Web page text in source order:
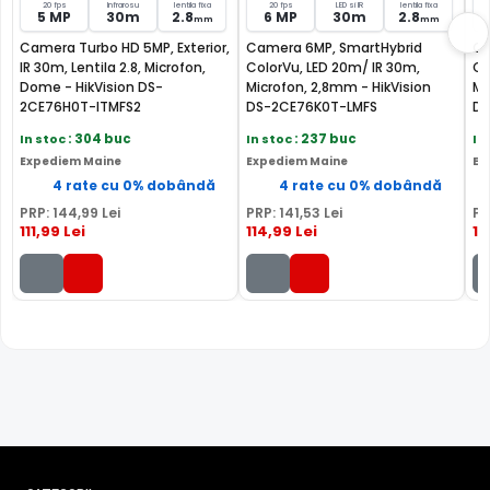
INFRAROSU INTELIGENT (Smart IR)
In general, camerele de supraveghere video cu infrarosu,
au ca specificatie distanta maxima aproximativa la care
"bate" iluminatorul in infrarosu, insa daca o persoana se
afla la o distanta mult mai mica decat aceasta, exista
riscul ca imaginea sa fie suprasaturata (foarte alba).
Astfel, pentru a elimina acesta situatie, camera de
supraveghere video HIKVISION DS-2CE76D0T-ITMFS, este
dotata cu functia Infrarosu Inteligent (Smart IR).
20 fps
5 MP
Infrarosu
30m
lentila fixa
2.8mm
Camera Turbo HD 5MP, Exterior,
IR 30m, Lentila 2.8, Microfon,
Dome - HikVision DS-
2CE76H0T-ITMFS2
In stoc: 304 buc
Expediem Maine
4 rate cu 0% dobândă
PRP: 144,99 Lei
111,99 Lei
20 fps
6 MP
LED si IR
30m
lentila fixa
2.8mm
Camera 6MP, SmartHybrid
ColorVu, LED 20m/ IR 30m,
Microfon, 2,8mm - HikVision
DS-2CE76K0T-LMFS
In stoc: 237 buc
Expediem Maine
4 rate cu 0% dobândă
PRP: 141,53 Lei
114,99 Lei
In